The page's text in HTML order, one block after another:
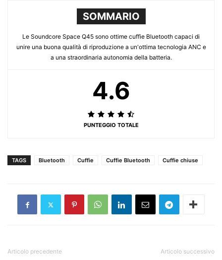
SOMMARIO
Le Soundcore Space Q45 sono ottime cuffie Bluetooth capaci di
unire una buona qualità di riproduzione a un'ottima tecnologia ANC e
a una straordinaria autonomia della batteria.
4.6
PUNTEGGIO TOTALE
TAGS Bluetooth Cuffie Cuffie Bluetooth Cuffie chiuse
Articolo precedente Articolo successivo